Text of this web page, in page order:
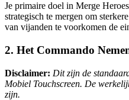
Je primaire doel in Merge
strategisch te mergen om
van vijanden te voorkomen de
2. Het Commando
Disclaimer: Dit zijn de
Mobiel Touchscreen. De
zijn.